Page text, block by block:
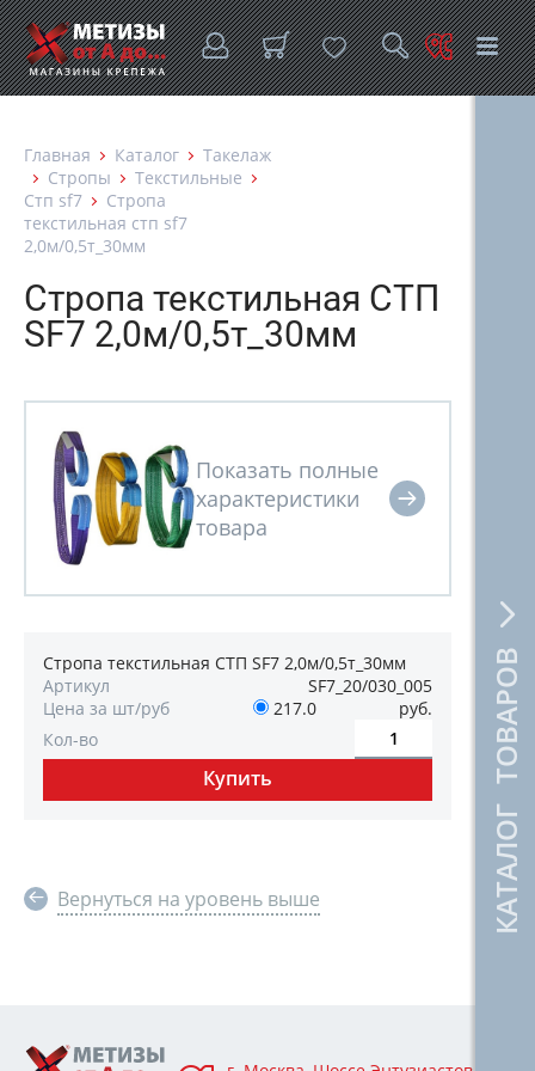
КАТАЛОГ ТОВАРОВ
Главная Каталог
Такелаж
Стропы
Текстильные
Стп sf7
Стропа
текстильная стп sf7
2,0м/0,5т_30мм
Стропа текстильная СТП
SF7 2,0м/0,5т_30мм
Стропа текстильная СТП SF7 2,0м/0,5т_30мм
Артикул
SF7_20/030_005
Цена за шт/руб
217.0
руб.
Кол-во
Вернуться на уровень выше